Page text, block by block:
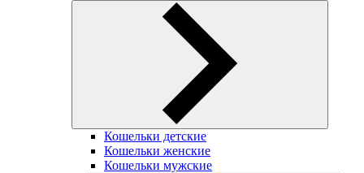
Кошельки детские
Кошельки женские
Кошельки мужские